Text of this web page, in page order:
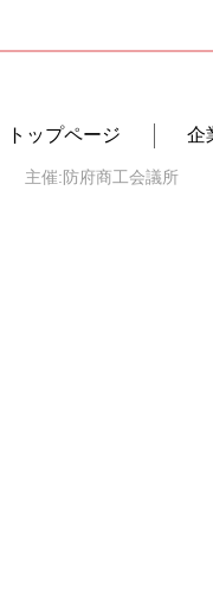
トップページ 企
主催:防府商工会議所